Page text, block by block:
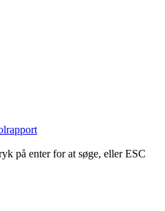
på enter for at søge, eller ESC